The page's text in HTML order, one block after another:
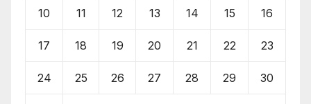
10 11 12 13 14 15 16
17 18 19 20 21 22 23
24 25 26 27 28 29 30